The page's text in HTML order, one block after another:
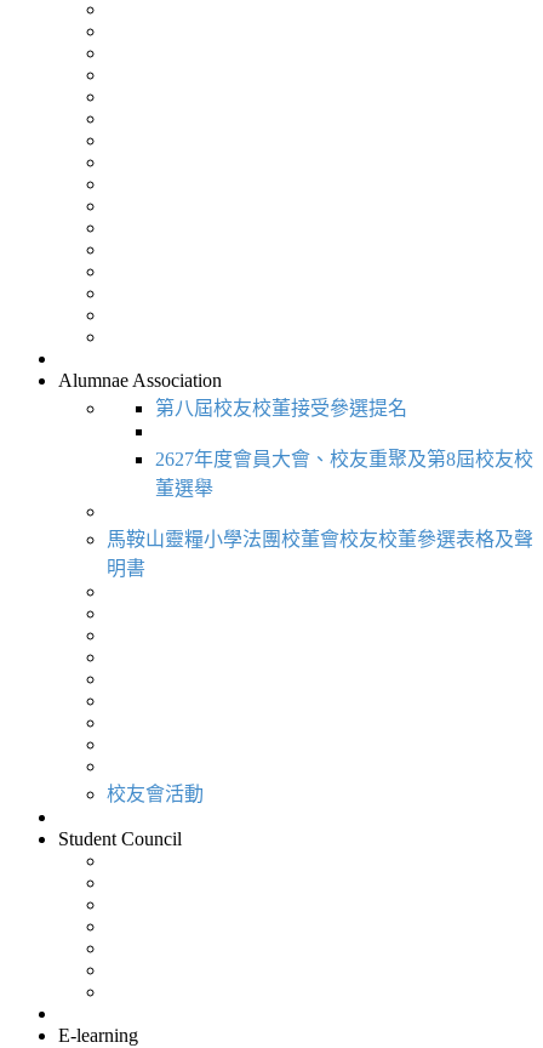
Alumnae Association
第八屆校友校董接受參選提名
2627年度會員大會、校友重聚及第8屆校友校
董選舉
馬鞍山靈糧小學法團校董會校友校董參選表格及聲
明書
校友會活動
Student Council
E-learning